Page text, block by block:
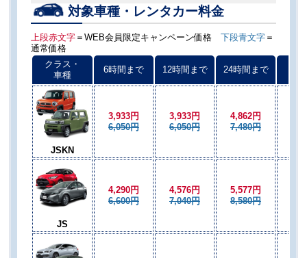
対象車種・レンタカー料金
上段赤文字 ＝WEB会員限定キャンペーン価格 下段青文字 ＝
通常価格
クラス・
車種
6時間まで 12時間まで 24時間まで
JSKN
3,933円
6,050円
3,933円
6,050円
4,862円
7,480円
JS
4,290円
6,600円
4,576円
7,040円
5,577円
8,580円